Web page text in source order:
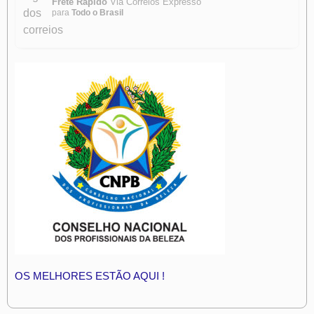
para Todo o Brasil
OS MELHORES ESTÃO AQUI !